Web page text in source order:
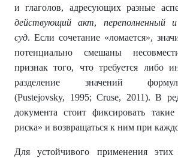
и глаголов, адресующих разные
действующий акт, переполненный
суд. Если сочетание «ломается»,
потенциально смешаны
признак того, что требуется либо
разделение значений
(Pustejovsky, 1995; Cruse, 2011). В
документа стоит фиксировать
риска» и возвращаться к ним при
Для устойчивого применения этих